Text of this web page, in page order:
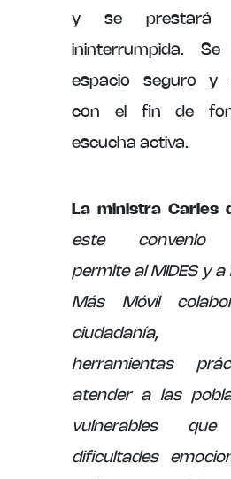
y se prestará
ininterrumpida.
espacio seguro y
con el fin de
escucha activa.
La ministra Carles
este convenio
permite al MIDES y a
Más Móvil
ciudadanía,
herramientas
atender a las
vulnerables que
dificultades